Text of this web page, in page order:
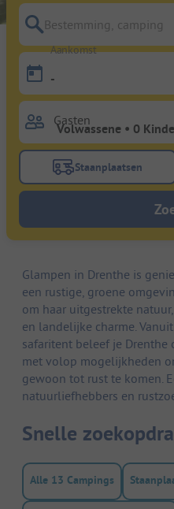
Bestemming, camping
Aankomst
-
Gasten
Gebruik de
Staanplaatsen
Glampen in Drenthe is
een rustige, groene
om haar uitgestrekte
en landelijke charme.
safaritent beleef je Drenthe
met volop mogelijkheden
gewoon tot rust te komen.
natuurliefhebbers en
Snelle
Alle 13 Campings